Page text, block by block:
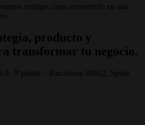
contigo cómo convertirlo en una
producto y
transformar tu negocio.
3ª planta – Barcelona, 08012, Spain